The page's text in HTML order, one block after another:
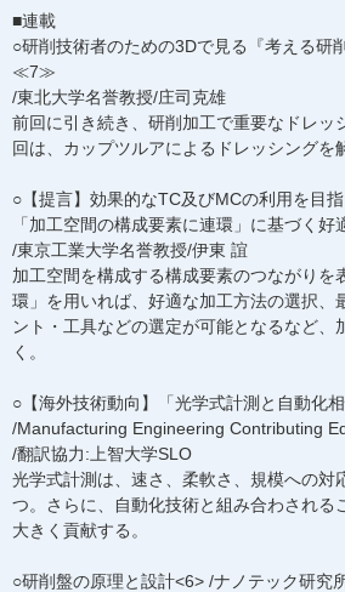
■連載
○研削技術者のための3Dで見る『考える研
≪7≫
/東北大学名誉教授/庄司克雄
前回に引き続き、研削加工で重要なドレッ
回は、カップツルアによるドレッシングを
○【提言】効果的なTC及びMCの利用を目
「加工空間の構成要素に連環」に基づく好
/東京工業大学名誉教授/伊東 誼
加工空間を構成する構成要素のつながりを
環」を用いれば、好適な加工方法の選択、
ント・工具などの選定が可能となるなど、
く。
○【海外技術動向】「光学式計測と自動化相
/Manufacturing Engineering Contributing
/翻訳協力:上智大学SLO
光学式計測は、速さ、柔軟さ、規模への対
つ。さらに、自動化技術と組み合わされる
大きく貢献する。
○研削盤の原理と設計<6> /ナノテック研究